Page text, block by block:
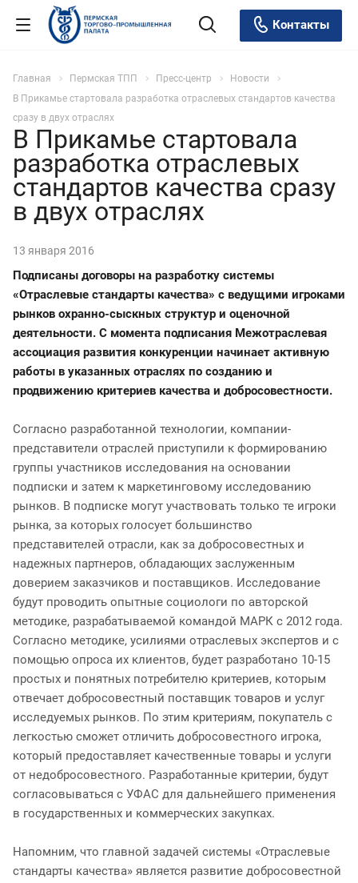
Контакты
Главная Пермская ТПП Пресс-центр
Новости
В Прикамье стартовала разработка отраслевых стандартов качества
сразу в двух отраслях
В Прикамье стартовала
разработка отраслевых
стандартов качества сразу
в двух отраслях
13 января 2016
Подписаны договоры на разработку системы
«Отраслевые стандарты качества» с ведущими игроками
рынков охранно-сыскных структур и оценочной
деятельности. С момента подписания Межотраслевая
ассоциация развития конкуренции начинает активную
работы в указанных отраслях по созданию и
продвижению критериев качества и добросовестности.
Согласно разработанной технологии, компании-
представители отраслей приступили к формированию
группы участников исследования на основании
подписки и затем к маркетинговому исследованию
рынков. В подписке могут участвовать только те игроки
рынка, за которых голосует большинство
представителей отрасли, как за добросовестных и
надежных партнеров, обладающих заслуженным
доверием заказчиков и поставщиков. Исследование
будут проводить опытные социологи по авторской
методике, разрабатываемой командой МАРК с 2012 года.
Согласно методике, усилиями отраслевых экспертов и с
помощью опроса их клиентов, будет разработано 10-15
простых и понятных потребителю критериев, которым
отвечает добросовестный поставщик товаров и услуг
исследуемых рынков. По этим критериям, покупатель с
легкостью сможет отличить добросовестного игрока,
который предоставляет качественные товары и услуги
от недобросовестного. Разработанные критерии, будут
согласовываться с УФАС для дальнейшего применения
в государственных и коммерческих закупках.
Напомним, что главной задачей системы «Отраслевые
стандарты качества» является развитие добросовестной